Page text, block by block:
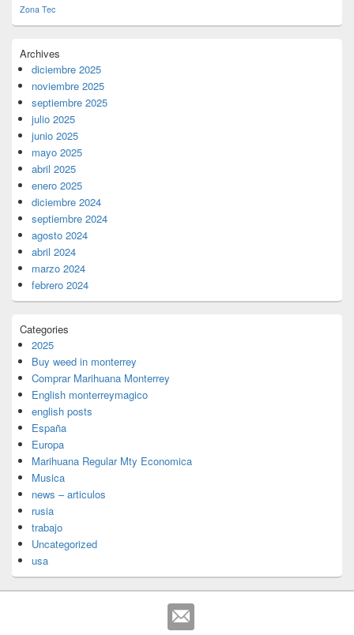
Zona Tec
Archives
diciembre 2025
noviembre 2025
septiembre 2025
julio 2025
junio 2025
mayo 2025
abril 2025
enero 2025
diciembre 2024
septiembre 2024
agosto 2024
abril 2024
marzo 2024
febrero 2024
Categories
2025
Buy weed in monterrey
Comprar Marihuana Monterrey
English monterreymagico
english posts
España
Europa
Marihuana Regular Mty Economica
Musica
news – articulos
rusia
trabajo
Uncategorized
usa